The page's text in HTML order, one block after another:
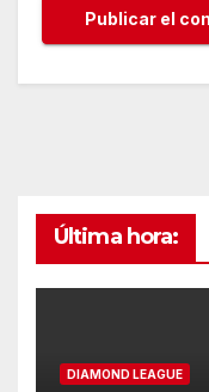
Última hora:
DIAMOND LEAGUE